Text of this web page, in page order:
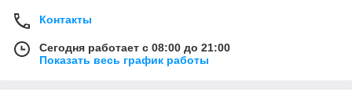
Контакты
Сегодня работает с 08:00 до 21:00
Показать весь график работы